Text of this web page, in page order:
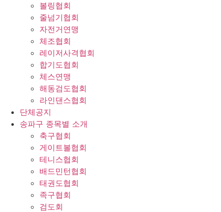
볼링협회
줄넘기협회
자전거연맹
체조협회
레이저사격협회
합기도협회
체스연맹
해동검도협회
라인댄스협회
단체공지
송파구 종목별 소개
축구협회
게이트볼협회
테니스협회
배드민턴협회
태권도협회
족구협회
검도회